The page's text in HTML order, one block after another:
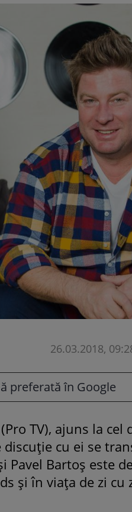
26.03.2018,
preferată în Google
TV), ajuns la cel
cu ei se
Bartoș este
și în viața de zi cu